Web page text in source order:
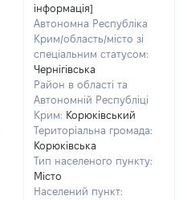
інформація]
Автономна Республіка
Крим/область/місто зі
спеціальним статусом:
Чернігівська
Район в області та
Автономній Республіці
Крим: Корюківський
Територіальна громада:
Корюківська
Тип населеного пункту:
Місто
Населений пункт: